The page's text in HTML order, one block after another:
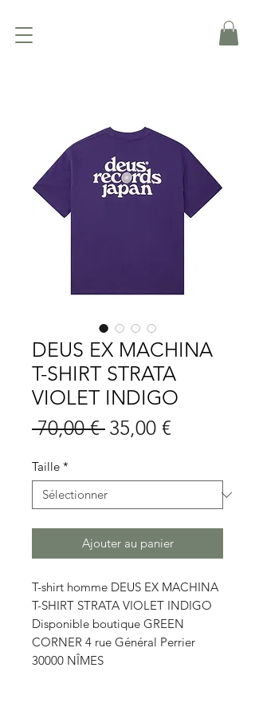
DEUS EX MACHINA
T-SHIRT STRATA
VIOLET INDIGO
70,00 € Prix
35,00 €
Taille *
Ajouter au panier
T-shirt homme DEUS EX MACHINA
T-SHIRT STRATA VIOLET INDIGO
Disponible boutique GREEN
CORNER 4 rue Général Perrier
30000 NÎMES